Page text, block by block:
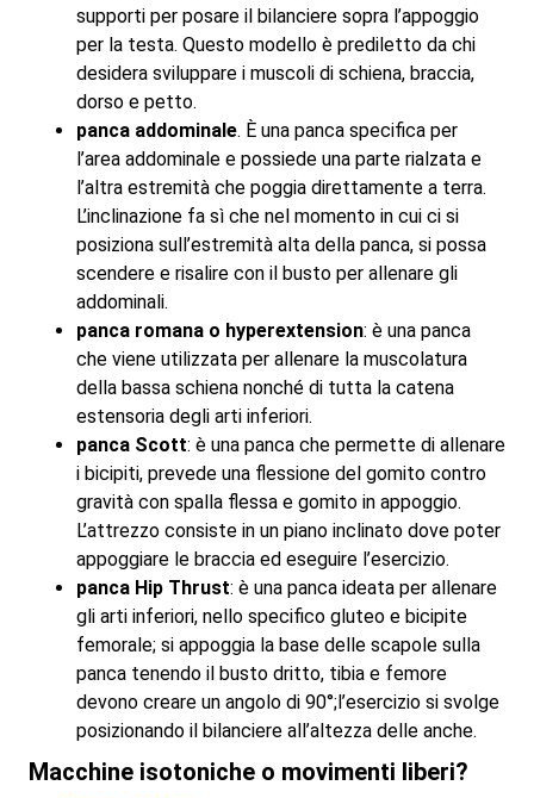
supporti per posare il bilanciere sopra l’appoggio
per la testa. Questo modello è prediletto da chi
desidera sviluppare i muscoli di schiena, braccia,
dorso e petto.
panca addominale. È una panca specifica per
l’area addominale e possiede una parte rialzata e
l’altra estremità che poggia direttamente a terra.
L’inclinazione fa sì che nel momento in cui ci si
posiziona sull’estremità alta della panca, si possa
scendere e risalire con il busto per allenare gli
addominali.
panca romana o hyperextension: è una panca
che viene utilizzata per allenare la muscolatura
della bassa schiena nonché di tutta la catena
estensoria degli arti inferiori.
panca Scott: è una panca che permette di allenare
i bicipiti, prevede una flessione del gomito contro
gravità con spalla flessa e gomito in appoggio.
L’attrezzo consiste in un piano inclinato dove poter
appoggiare le braccia ed eseguire l’esercizio.
panca Hip Thrust: è una panca ideata per allenare
gli arti inferiori, nello specifico gluteo e bicipite
femorale; si appoggia la base delle scapole sulla
panca tenendo il busto dritto, tibia e femore
devono creare un angolo di 90°;l’esercizio si svolge
posizionando il bilanciere all’altezza delle anche.
Macchine isotoniche o movimenti liberi?